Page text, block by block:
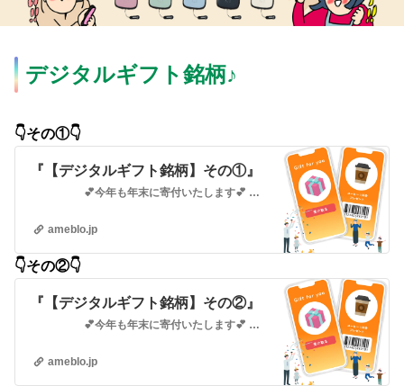
デジタルギフト銘柄♪
👇️その①👇️
『【デジタルギフト銘柄】その①』
💕今年も年末に寄付いたします💕 デジタルギフト優待♪銘柄コード順(500円優待と必要資金が高過ぎる銘柄は省きました)漏…
ameblo.jp
👇️その②👇️
『【デジタルギフト銘柄】その②』
💕今年も年末に寄付いたします💕 デジタルギフト銘柄♪👇️その①はこちら👇️ 『【デジタルギフト銘柄】その①』 …
ameblo.jp